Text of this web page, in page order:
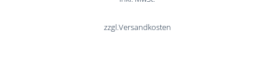
zzgl.Versandkosten